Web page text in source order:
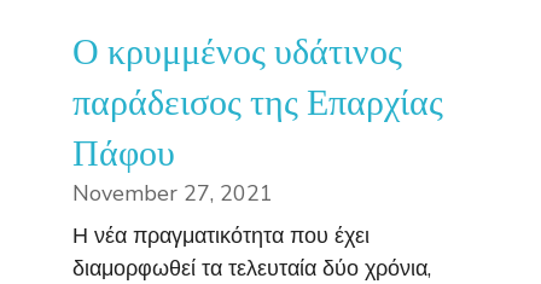
Ο κρυμμένος υδάτινος
παράδεισος της Επαρχίας
Πάφου
November 27, 2021
Η νέα πραγματικότητα που έχει
διαμορφωθεί τα τελευταία δύο χρόνια,